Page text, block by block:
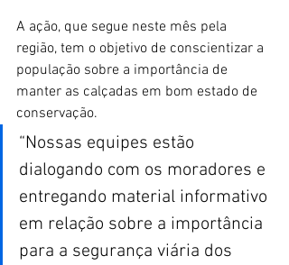
A ação, que segue neste mês pela
região, tem o objetivo de conscientizar a
população sobre a importância de
manter as calçadas em bom estado de
conservação.
“Nossas equipes estão
dialogando com os moradores e
entregando material informativo
em relação sobre a importância
para a segurança viária dos